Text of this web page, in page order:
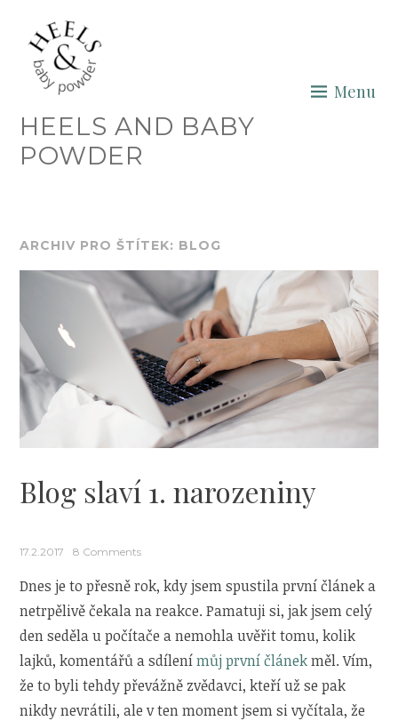
content
HEELS AND BABY
POWDER
Menu
ARCHIV PRO ŠTÍTEK: BLOG
Blog slaví 1. narozeniny
17.2.2017 8 Comments
Dnes je to přesně rok, kdy jsem spustila první článek a
netrpělivě čekala na reakce. Pamatuji si, jak jsem celý
den seděla u počítače a nemohla uvěřit tomu, kolik
lajků, komentářů a sdílenímůj první článekměl. Vím,
že to byli tehdy převážně zvědavci, kteří už se pak
nikdy nevrátili, ale v ten moment jsem si vyčítala, že